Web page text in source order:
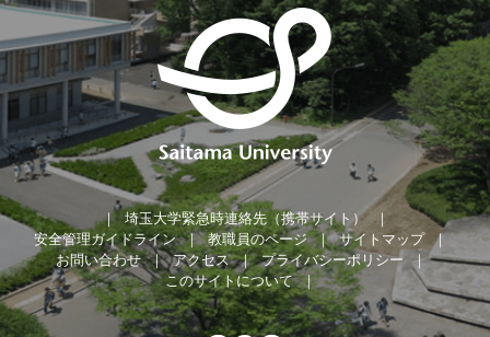
埼玉大学緊急時連絡先（携帯サイト）
安全管理ガイドライン
教職員のページ
サイトマップ
お問い合わせ
アクセス
プライバシーポリシー
このサイトについて